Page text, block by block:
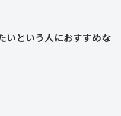
いという人におすすめな